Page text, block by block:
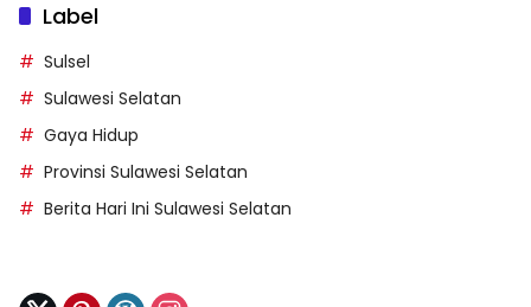
Label
Sulsel
Sulawesi Selatan
Gaya Hidup
Provinsi Sulawesi Selatan
Berita Hari Ini Sulawesi Selatan